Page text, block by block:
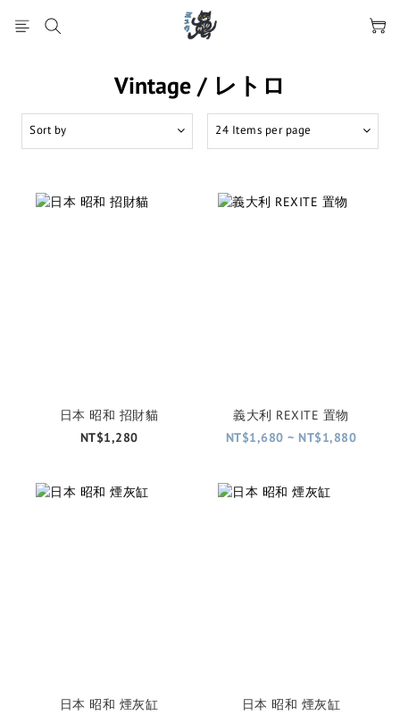
Vintage / レトロ
Sort by 24 Items per page
日本 昭和 招財貓
NT$1,280
義大利 REXITE 置物
NT$1,680 ~ NT$1,880
日本 昭和 煙灰缸
日本 昭和 煙灰缸